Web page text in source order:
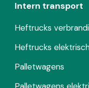
Intern transport
Heftrucks
Heftrucks
Palletwagens